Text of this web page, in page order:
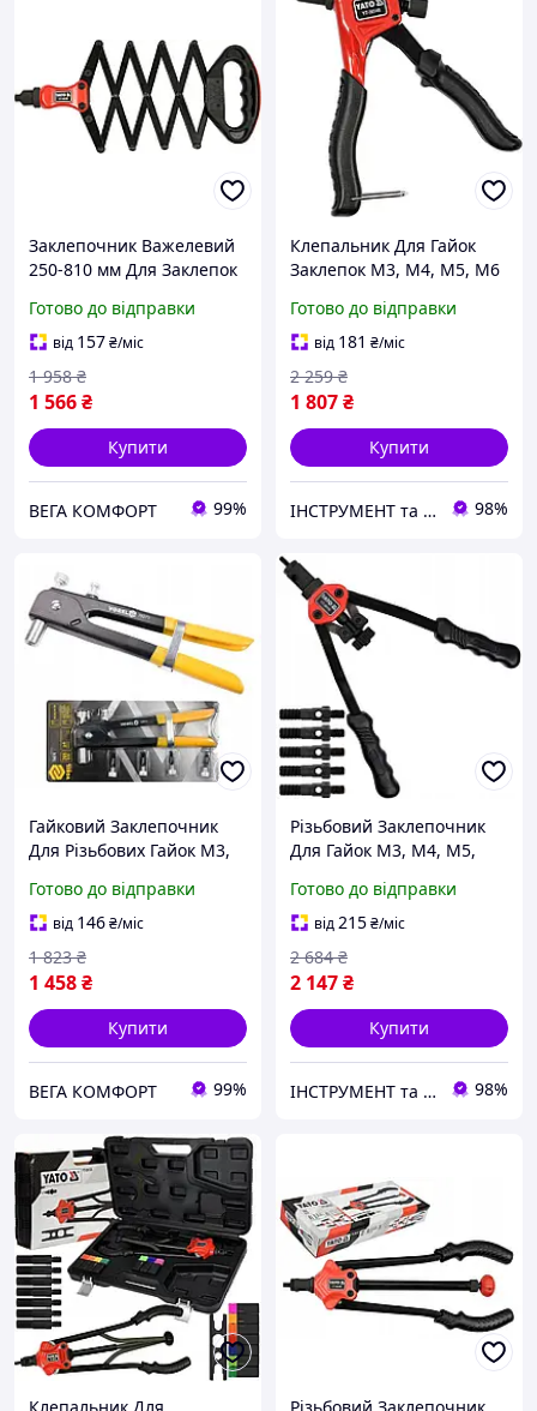
Заклепочник Важелевий
250-810 мм Для Заклепок
YATO (YT-36060)
Готово до відправки
від 157₴/міс
1 566₴
1 958 ₴
Купити
ВЕГА КОМФОРТ 99%
Клепальник Для Гайок
Заклепок М3, М4, М5, М6
Готово до відправки
від 181 ₴/міс
1 807₴
2 259 ₴
Купити
ІНСТРУМЕНТ та МЕТИЗИ 98%
Гайковий Заклепочник
Для Різьбових Гайок M3,
Готово до відправки
від 146₴/міс
1 458₴
1 823 ₴
Купити
ВЕГА КОМФОРТ 99%
Різьбовий Заклепочник
Для Гайок М3, М4, М5,
Готово до відправки
від215₴/міс
2 147₴
2 684 ₴
Купити
ІНСТРУМЕНТ та МЕТИЗИ 98%